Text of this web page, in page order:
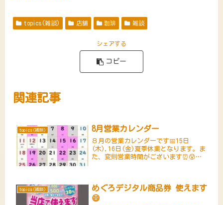
topics(雑談) 店舗 珈琲 雑談
シェアする
コピー
関連記事
topics(雑談) 8月営業カレンダー
８月の営業カレンダーです📅15日
(木),16日(金)夏季休業となります。ま
た、変則営業時間がございます⏰😰営
うにお願い致します。🕛🙏ご迷...
topics(雑談)
めぐろデジタル商品券 使えます
😄